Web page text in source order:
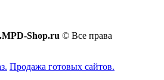
Shop.ru © Все права
Продажа готовых сайтов.